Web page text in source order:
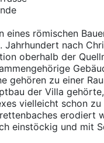
eines römischen
Jahrhundert nach
oberhalb der
gehören zu einer
der Villa
vielleicht schon
erodiert
einstöckig und mit